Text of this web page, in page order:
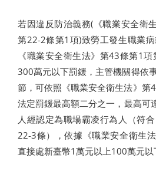
若因違反防治義務(《職業安全衛
第22-2條第1項)致勞工發生職業
《職業安全衛生法》第43條第1
300萬元以下罰鍰，主管機關得依
節，可依照《職業安全衛生法》第
法定罰鍰最高額二分之一，最高可
人經認定為職場霸凌行為人（符
22-3條），依據《職業安全衛生
直接處新臺幣1萬元以上100萬元以